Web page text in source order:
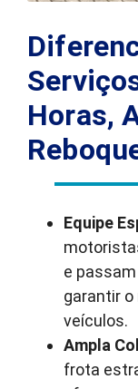
Horas,
Equipe
e
garantir
veículos.
Ampla
frota